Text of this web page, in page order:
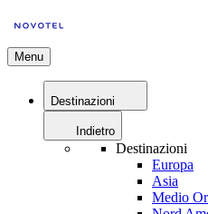
Menu
Destinazioni
Indietro
Destinazioni
Europa
Asia
Medio